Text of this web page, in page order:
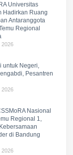
Universitas
Hadirkan Ruang
Antaranggota
Regional
2026
untuk Negeri,
Pesantren
2026
Nasional
Regional 1,
di Bandung
2026